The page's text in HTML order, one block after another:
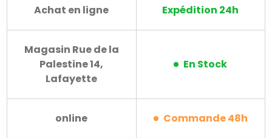
Achat en ligne Expédition 24h
Magasin Rue de la
Palestine 14,
Lafayette
En Stock
online Commande 48h